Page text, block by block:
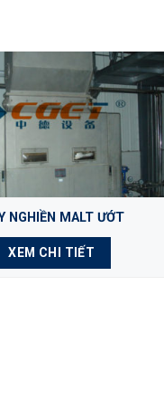
NGHIỀN MALT ƯỚT
XEM CHI TIẾT